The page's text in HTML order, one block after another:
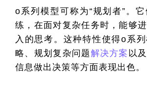
o系列模型可称为“规划者”。它
练，在面对复杂任务时，能够
入的思考。这种特性使得o系
略、规划复杂问题解决方案 以
信息做出决策等方面表现出色。